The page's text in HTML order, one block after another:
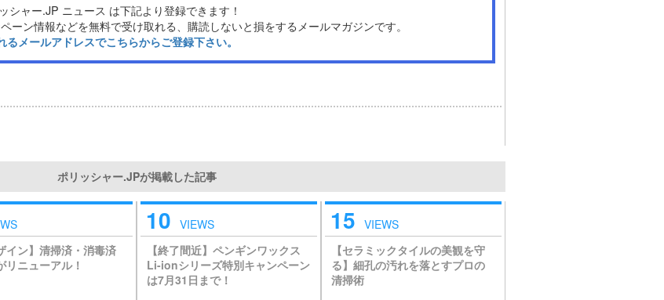
ャー.JP ニュース は下記より登録できます！
ーン情報などを無料で受け取れる、購読しないと損をするメールマガジンです。
メールアドレスでこちらからご登録下さい。
ポリッシャー.JPが掲載した記事
イン】清掃済・消毒済
リニューアル！
10 VIEWS
【終了間近】ペンギンワックス
Li-ionシリーズ特別キャンペーン
は7月31日まで！
15 VIEWS
【セラミックタイルの美観を守
る】細孔の汚れを落とすプロの
清掃術